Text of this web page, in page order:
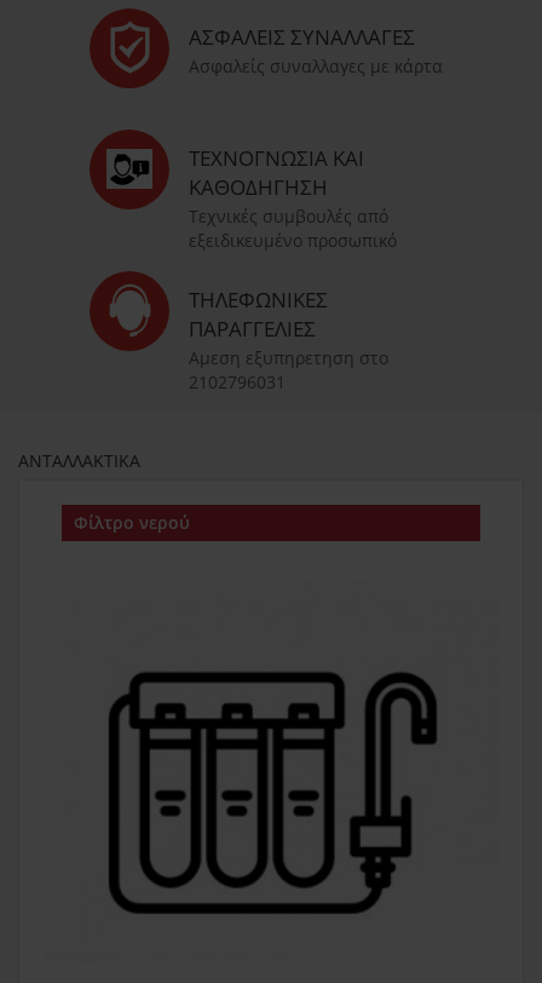
ΑΣΦΑΛΕΊΣ ΣΥΝΑΛΛΑΓΈΣ
Ασφαλείς συναλλαγες με κάρτα
ΤΕΧΝΟΓΝΩΣΊΑ ΚΑΙ
ΚΑΘΟΔΉΓΗΣΗ
Τεχνικές συμβουλές από
εξειδικευμένο προσωπικό
ΤΗΛΕΦΩΝΙΚΈΣ
ΠΑΡΑΓΓΕΛΊΕΣ
Αμεση εξυπηρετηση στο
2102796031
ΑΝΤΑΛΛΑΚΤΙΚΑ
Φίλτρο νερού